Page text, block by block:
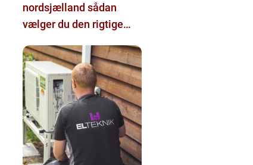
nordsjælland sådan
vælger du den rigtige